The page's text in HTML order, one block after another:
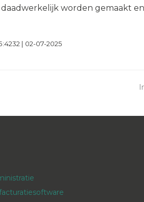
worden gemaakt
| 02-07-2025